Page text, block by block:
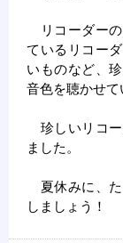
リコーダーの
ているリコー
いものなど、
音色を聴かせて
珍しいリコー
ました。
夏休みに、た
しましょう！